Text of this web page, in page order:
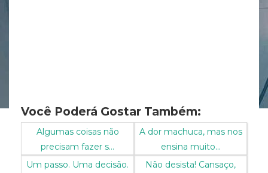
Você Poderá Gostar Também:
Algumas coisas não
precisam fazer s...
A dor machuca, mas nos
ensina muito...
Um passo. Uma decisão.
Não desista! Cansaço,